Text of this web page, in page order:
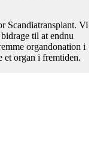
Scandiatransplant. Vi
til at endnu
organdonation i
et organ i fremtiden.